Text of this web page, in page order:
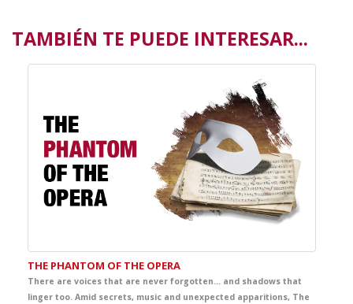
TAMBIÉN TE PUEDE INTERESAR...
THE PHANTOM OF THE OPERA
There are voices that are never forgotten… and shadows that
linger too. Amid secrets, music and unexpected apparitions, The